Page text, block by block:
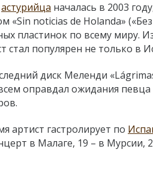
астурийца началась в 2003
«Sin noticias de Holanda»
пластинок по всему миру.
стал популярен не только в
диск Меленди
оправдал ожидания
артист гастролирует по
в Малаге, 19 – в Мурсии,